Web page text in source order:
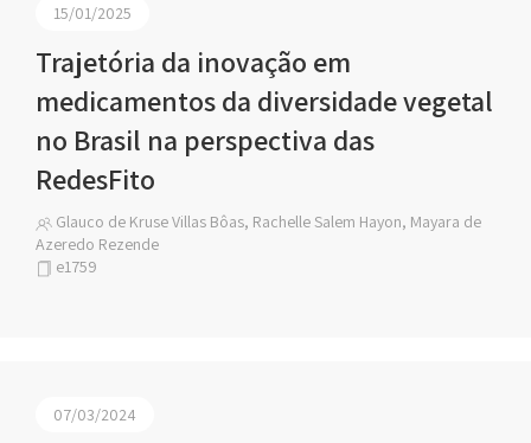
15/01/2025
Trajetória da inovação em
medicamentos da diversidade vegetal
no Brasil na perspectiva das
RedesFito
Glauco de Kruse Villas Bôas, Rachelle Salem Hayon, Mayara de
Azeredo Rezende
e1759
07/03/2024